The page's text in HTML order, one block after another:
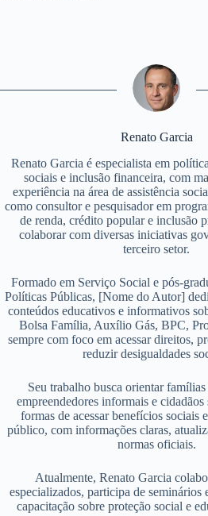
Renato Garcia
Renato Garcia é especialista em
sociais e inclusão financeira, com
experiência na área de assistência
como consultor e pesquisador em
de renda, crédito popular e inclusão
colaborar com diversas iniciativas
terceiro setor.
Formado em Serviço Social e pós-
Políticas Públicas, [Nome do Autor]
conteúdos educativos e informativos
Bolsa Família, Auxílio Gás, BPC,
sempre com foco em acessar direitos,
reduzir desigualdades
Seu trabalho busca orientar
empreendedores informais e cidadãos
formas de acessar benefícios sociais
público, com informações claras,
normas oficiais.
Atualmente, Renato Garcia
especializados, participa de seminários
capacitação sobre proteção social e